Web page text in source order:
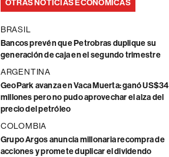
OTRAS NOTICIAS ECONÓMICAS
BRASIL
Bancos prevén que Petrobras duplique su
generación de caja en el segundo trimestre
ARGENTINA
GeoPark avanza en Vaca Muerta: ganó US$34
millones pero no pudo aprovechar el alza del
precio del petróleo
COLOMBIA
Grupo Argos anuncia millonaria recompra de
acciones y promete duplicar el dividendo